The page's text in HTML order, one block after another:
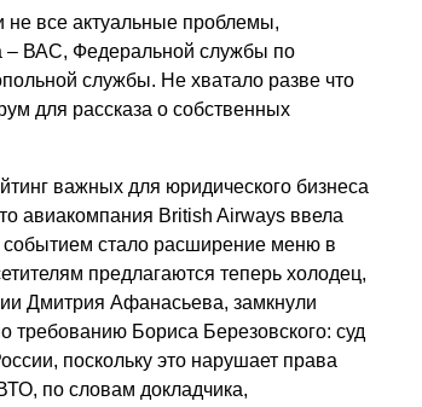
не все актуальные проблемы,
– ВАС, Федеральной службы по
службы. Не хватало разве что
для рассказа о собственных
важных для юридического бизнеса
авиакомпания British Airways ввела
стало расширение меню в
предлагаются теперь холодец,
Дмитрия Афанасьева, замкнули
требованию Бориса Березовского: суд
поскольку это нарушает права
по словам докладчика,